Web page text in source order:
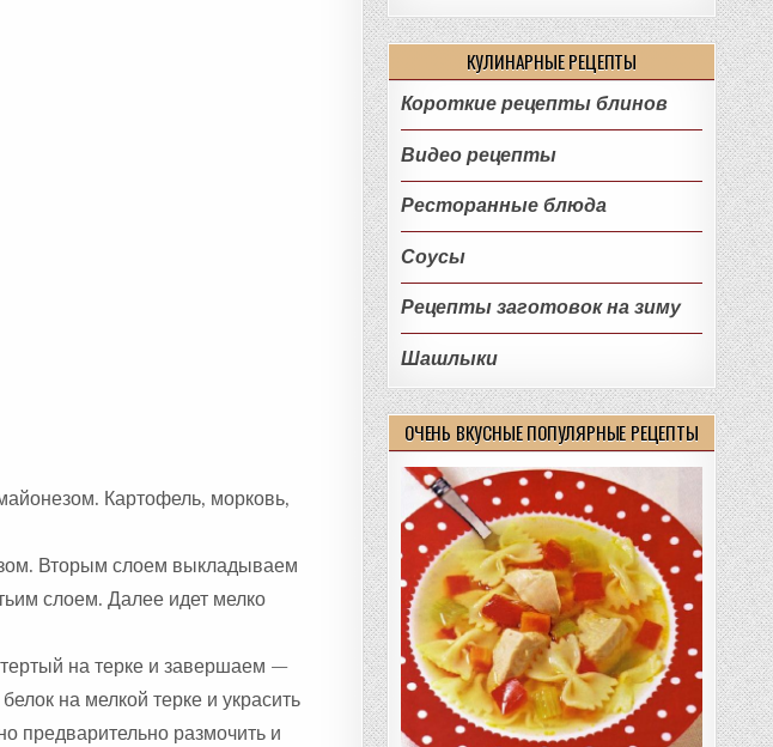
Картофель, морковь,
Вторым слоем выкладываем
слоем. Далее идет мелко
на терке и завершаем —
на мелкой терке и украсить
предварительно размочить и
КУЛИНАРНЫЕ РЕЦЕПТЫ
Короткие рецепты блинов
Видео рецепты
Ресторанные блюда
Соусы
Рецепты заготовок на зиму
Шашлыки
ОЧЕНЬ ВКУСНЫЕ ПОПУЛЯРНЫЕ РЕЦЕПТЫ